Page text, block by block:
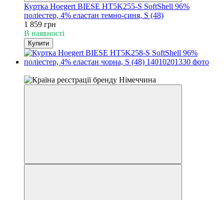
Куртка Hoegert BIESE HT5K255-S SoftShell 96%
поліестер, 4% еластан темно-синя, S (48)
1 859 грн
В наявності
Купити